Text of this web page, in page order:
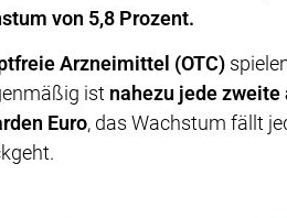
von 5,8 Prozent.
Arzneimittel (OTC)
ist nahezu jede
Euro, das Wachstum fällt